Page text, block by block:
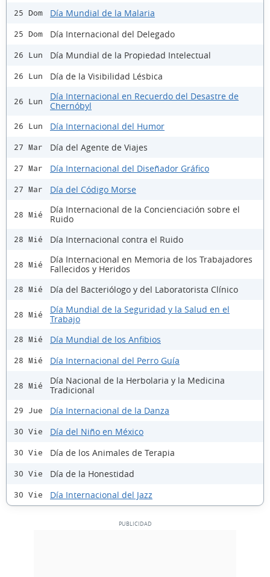
25 Dom Día Mundial de la Malaria
25 Dom Día Internacional del Delegado
26 Lun Día Mundial de la Propiedad Intelectual
26 Lun Día de la Visibilidad Lésbica
26 Lun
Día Internacional en Recuerdo del Desastre de
Chernóbyl
26 Lun Día Internacional del Humor
27 Mar Día del Agente de Viajes
27 Mar Día Internacional del Diseñador Gráfico
27 Mar Día del Código Morse
28 Mié
Día Internacional de la Concienciación sobre el
Ruido
28 Mié Día Internacional contra el Ruido
28 Mié
Día Internacional en Memoria de los Trabajadores
Fallecidos y Heridos
28 Mié Día del Bacteriólogo y del Laboratorista Clínico
28 Mié
Día Mundial de la Seguridad y la Salud en el
Trabajo
28 Mié Día Mundial de los Anfibios
28 Mié Día Internacional del Perro Guía
28 Mié
Día Nacional de la Herbolaria y la Medicina
Tradicional
29 Jue Día Internacional de la Danza
30 Vie Día del Niño en México
30 Vie Día de los Animales de Terapia
30 Vie Día de la Honestidad
30 Vie Día Internacional del Jazz